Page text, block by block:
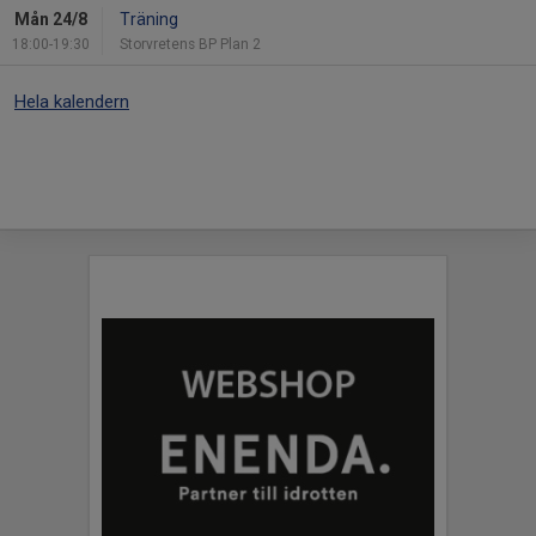
Mån 24/8
18:00-19:30
Träning
Storvretens BP Plan 2
Hela kalendern